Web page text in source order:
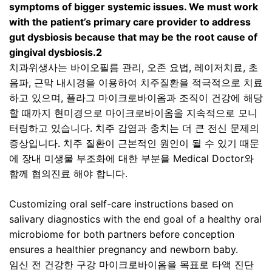
symptoms of bigger systemic issues. We must work
with the patient’s primary care provider to address
gut dysbiosis because that may be the root cause of
gingival dysbiosis.2
치과위생사는 바이오필름 관리, 오존 요법, 레이저치료, 초
음파, 근막 내시경을 이용하여 치주질환을 적극적으로 치료
하고 있으며, 플라그 마이크로바이옴과 조직이 건강에 해당
할 때까지 현미경으로 마이크로바이옴을 지속적으로 모니
터링하고 있습니다. 치주 감염과 충치는 더 큰 전신 문제의
증상입니다. 치주 질환이 근본적인 원인이 될 수 있기 때문
에 장내 미생물 부조화에 대한 부분을 Medical Doctor와
함께 협의진료 해야 합니다.
Customizing oral self-care instructions based on
salivary diagnostics with the end goal of a healthy oral
microbiome for both partners before conception
ensures a healthier pregnancy and newborn baby.
임신 전 건강한 구강 마이크로바이옴을 목표로 타액 진단